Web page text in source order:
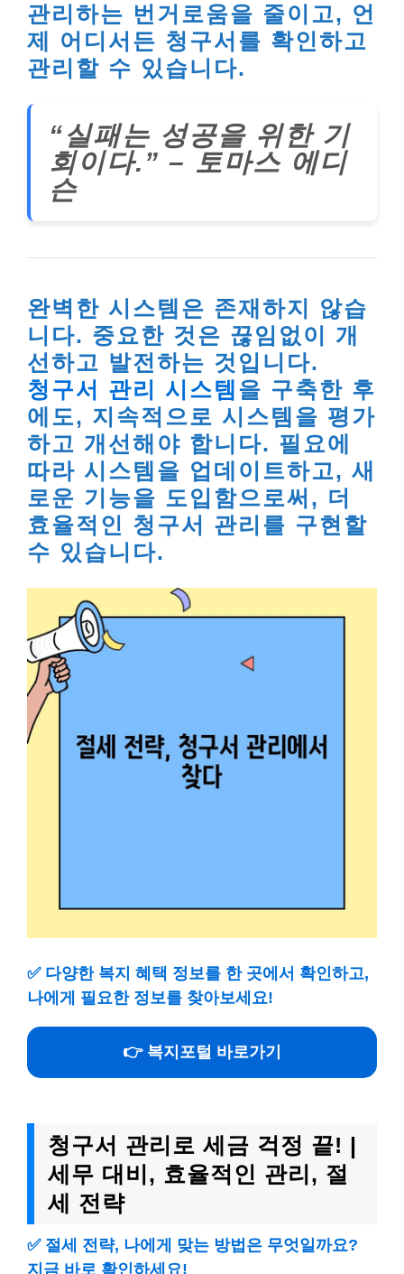
관리하는 번거로움을 줄이고, 언
제 어디서든 청구서를 확인하고
관리할 수 있습니다.
“실패는 성공을 위한 기
회이다.” – 토마스 에디
슨
완벽한 시스템은 존재하지 않습
니다. 중요한 것은 끊임없이 개
선하고 발전하는 것입니다.
청구서 관리 시스템을 구축한 후
에도, 지속적으로 시스템을 평가
하고 개선해야 합니다. 필요에
따라 시스템을 업데이트하고, 새
로운 기능을 도입함으로써, 더
효율적인 청구서 관리를 구현할
수 있습니다.
✅ 다양한 복지 혜택 정보를 한 곳에서 확인하고,
나에게 필요한 정보를 찾아보세요!
👉 복지포털 바로가기
청구서 관리로 세금 걱정 끝! |
세무 대비, 효율적인 관리, 절
세 전략
✅ 절세 전략, 나에게 맞는 방법은 무엇일까요?
지금 바로 확인하세요!